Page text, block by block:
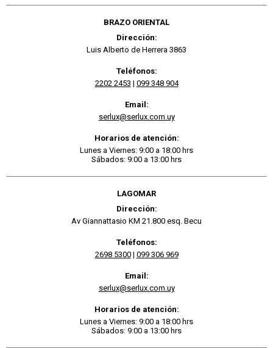
BRAZO ORIENTAL
Dirección:
Luis Alberto de Herrera 3863
Teléfonos:
2202 2453 | 099 348 904
Email:
serlux@serlux.com.uy
Horarios de atención:
Lunes a Viernes: 9:00 a 18:00 hrs
Sábados: 9:00 a 13:00 hrs
LAGOMAR
Dirección:
Av Giannattasio KM 21.800 esq. Becu
Teléfonos:
2698 5300| 099 306 969
Email:
serlux@serlux.com.uy
Horarios de atención:
Lunes a Viernes: 9:00 a 18:00 hrs
Sábados: 9:00 a 13:00 hrs